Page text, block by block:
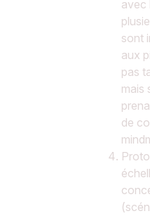
avec
sont
aux
pas
mais
de